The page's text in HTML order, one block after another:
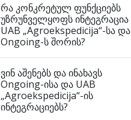
რა კონკრეტულ ფუნქციებს
უზრუნველყოფს ინტეგრაცია
UAB „Agroekspedicija“-სა და
Ongoing-ს შორის?
ვინ აშენებს და ინახავს
Ongoing-ისა და UAB
„Agroekspedicija“-ის
ინტეგრაციებს?